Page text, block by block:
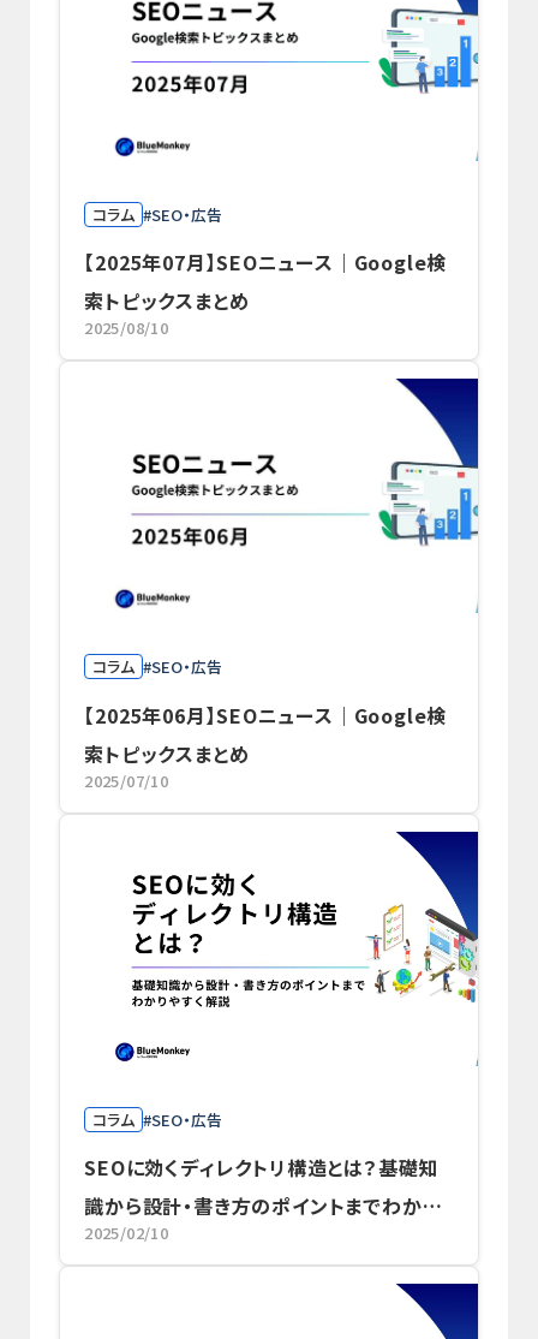
コラム SEO・広告
【2025年07月】SEOニュース｜Google検
索トピックスまとめ
2025/08/10
コラム SEO・広告
【2025年06月】SEOニュース｜Google検
索トピックスまとめ
2025/07/10
コラム SEO・広告
SEOに効くディレクトリ構造とは？基礎知
識から設計・書き方のポイントまでわかり
やすく解説
2025/02/10